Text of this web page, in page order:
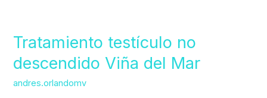
Tratamiento testículo no
descendido Viña del Mar
andres.orlandomv
no
descendido
Viña
Mar